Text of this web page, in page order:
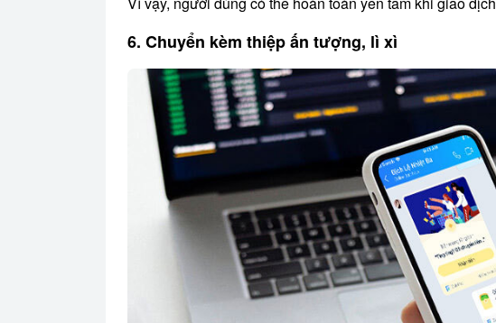
6. Chuyển kèm thiệp ấn tượng, lì xì